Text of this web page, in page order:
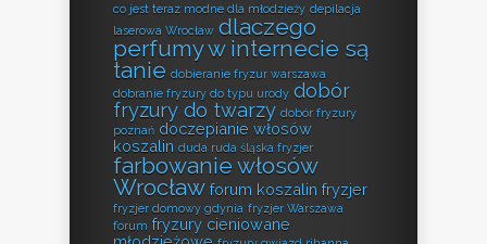
co jest teraz modne dla młodzieży depilacja
laserowa Wrocław dlaczego
perfumy w internecie są
tanie dobieranie fryzur warszawa
dobranie fryzury do typu urody dobór
fryzury do twarzy dobór fryzury
poznań doczepianie włosów
koszalin duda ruda śląska fryzjer
farbowanie włosów
Wrocław forum koszalin fryzjer
fryzjer domowy gdynia fryzjer Warszawa
forum fryzury cieniowane